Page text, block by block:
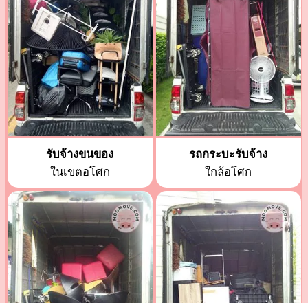
รับจ้างขนของ
ในเขตอโศก
รถกระบะรับจ้าง
ใกล้อโศก